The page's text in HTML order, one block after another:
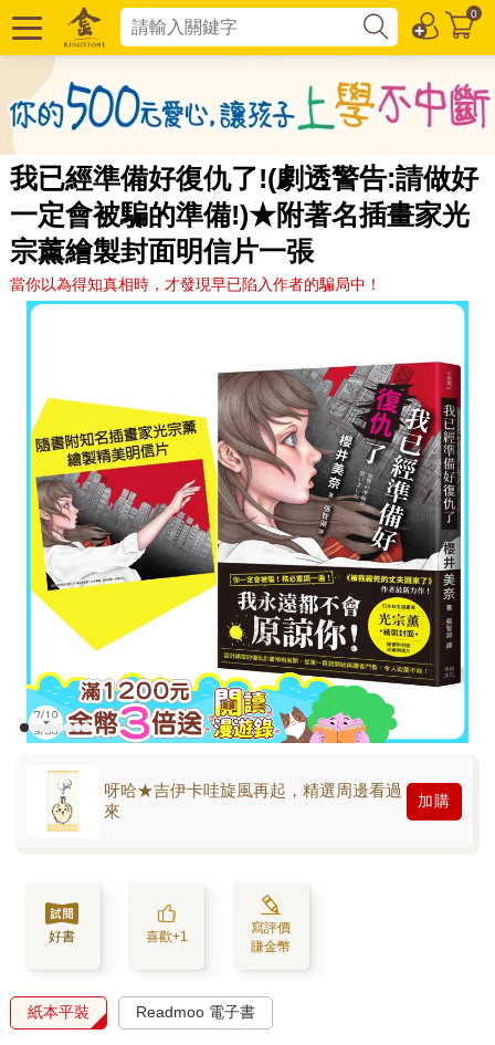
0
我已經準備好復仇了!(劇透警告:請做好
一定會被騙的準備!)★附著名插畫家光
宗薰繪製封面明信片一張
當你以為得知真相時，才發現早已陷入作者的騙局中！
呀哈★吉伊卡哇旋風再起，精選周邊看過
來
加購
好書 喜歡+1
寫評價
賺金幣
紙本平裝 Readmoo 電子書